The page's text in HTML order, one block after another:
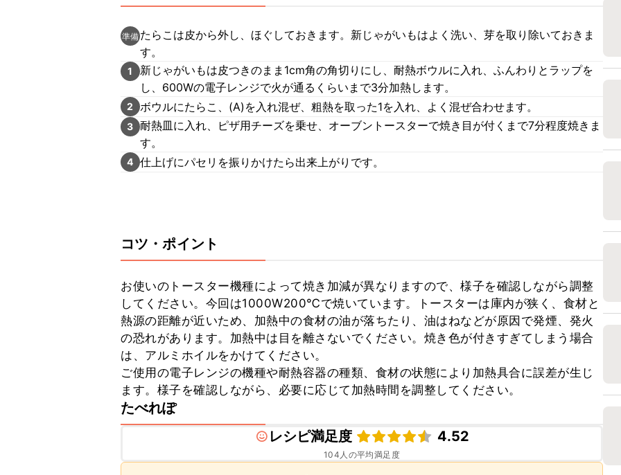
準備 たらこは皮から外し、ほぐしておきます。新じゃがいもはよく洗い、芽を取り除いておきま
す。
1
新じゃがいもは皮つきのまま1cm角の角切りにし、耐熱ボウルに入れ、ふんわりとラップを
し、600Wの電子レンジで火が通るくらいまで3分加熱します。
2 ボウルにたらこ、(A)を入れ混ぜ、粗熱を取った1を入れ、よく混ぜ合わせます。
3 耐熱皿に入れ、ピザ用チーズを乗せ、オーブントースターで焼き目が付くまで7分程度焼きま
す。
4 仕上げにパセリを振りかけたら出来上がりです。
コツ・ポイント
お使いのトースター機種によって焼き加減が異なりますので、様子を確認しながら調整
してください。今回は1000W200℃で焼いています。トースターは庫内が狭く、食材と
熱源の距離が近いため、加熱中の食材の油が落ちたり、油はねなどが原因で発煙、発火
の恐れがあります。加熱中は目を離さないでください。焼き色が付きすぎてしまう場合
は、アルミホイルをかけてください。
ご使用の電子レンジの機種や耐熱容器の種類、食材の状態により加熱具合に誤差が生じ
ます。様子を確認しながら、必要に応じて加熱時間を調整してください。
たべれぽ
レシピ満足度
4.52
104 人の平均満足度